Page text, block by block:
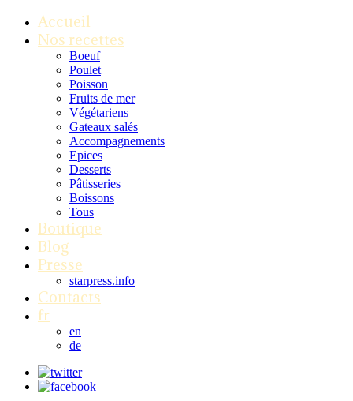
Accueil
Nos recettes
Boeuf
Poulet
Poisson
Fruits de mer
Végétariens
Gateaux salés
Accompagnements
Epices
Desserts
Pâtisseries
Boissons
Tous
Boutique
Blog
Presse
starpress.info
Contacts
fr
en
de